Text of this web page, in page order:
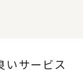
いサービス